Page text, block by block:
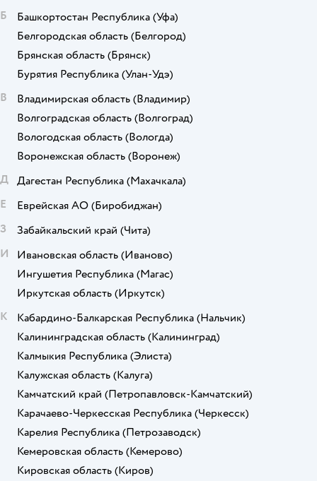
Б
Башкортостан Республика (Уфа)
Белгородская область (Белгород)
Брянская область (Брянск)
Бурятия Республика (Улан-Удэ)
В
Владимирская область (Владимир)
Волгоградская область (Волгоград)
Вологодская область (Вологда)
Воронежская область (Воронеж)
Д Дагестан Республика (Махачкала)
Е
Еврейская АО (Биробиджан)
З
Забайкальский край (Чита)
И
Ивановская область (Иваново)
Ингушетия Республика (Магас)
Иркутская область (Иркутск)
К
Кабардино-Балкарская Республика (Нальчик)
Калининградская область (Калининград)
Калмыкия Республика (Элиста)
Калужская область (Калуга)
Камчатский край (Петропавловск-Камчатский)
Карачаево-Черкесская Республика (Черкесск)
Карелия Республика (Петрозаводск)
Кемеровская область (Кемерово)
Кировская область (Киров)